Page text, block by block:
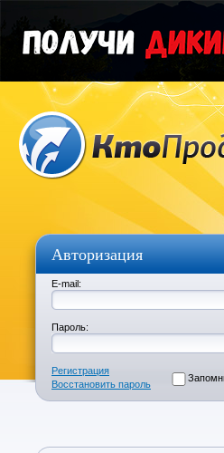
Авторизация
E-mail:
Пароль:
Регистрация
Восстановить пароль